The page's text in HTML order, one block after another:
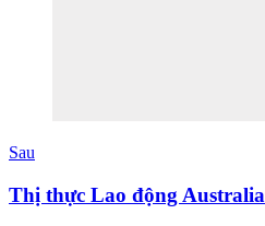
Sau
Thị thực Lao động Australia